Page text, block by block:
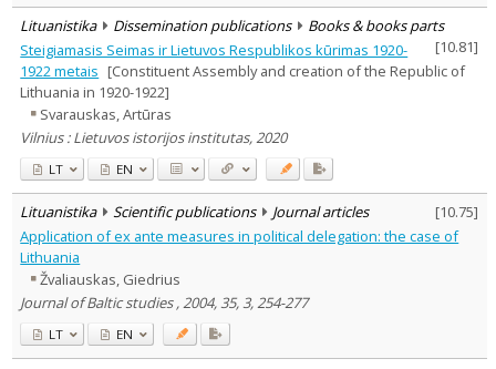
Documentation. Iinformation
30
Literary Studies 5
Political sciences 197
Psychology 1
Sociology 25
Theology
Management 12
Text language
Country of publication
Historical periods
Lithuanian place names
Subject
Journal
Lituanistika Dissemination publications
Books & books parts
[10.81]
Steigiamasis Seimas ir Lietuvos Respublikos kūrimas 1920-
1922 metais [Constituent Assembly and creation of the Republic of
Lithuania in 1920-1922]
Svarauskas, Artūras
Vilnius : Lietuvos istorijos institutas, 2020
LT EN
Lituanistika Scientific publications Journal articles [10.75]
Application of ex ante measures in political delegation: the case of
Lithuania
Žvaliauskas, Giedrius
Journal of Baltic studies , 2004, 35, 3, 254-277
LT EN